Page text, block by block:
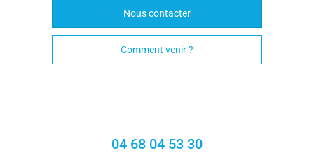
Nous contacter
Comment venir ?
04 68 04 53 30